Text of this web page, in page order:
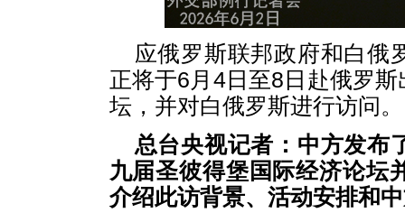
应俄罗斯联邦政府和白俄
正将于6月4日至8日赴俄罗
坛，并对白俄罗斯进行访问。
总台央视记者：中方发布
九届圣彼得堡国际经济论坛
介绍此访背景、活动安排和